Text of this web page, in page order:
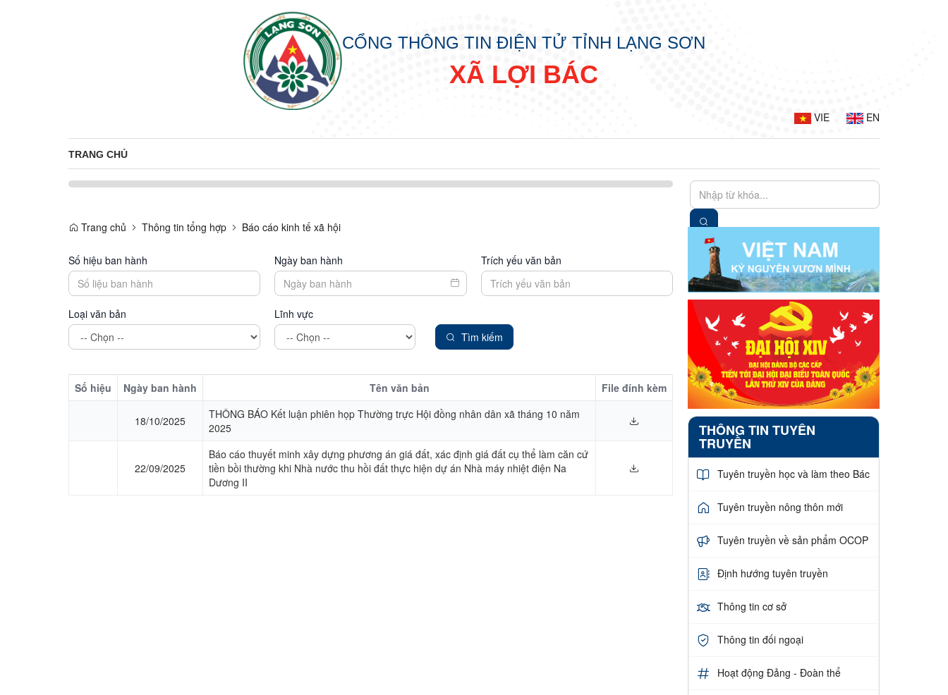
CỔNG THÔNG TIN ĐIỆN TỬ TỈNH LẠNG SƠN
XÃ LỢI BÁC
VIE EN
TRANG CHỦ
Trang chủ Thông tin tổng hợp Báo cáo kinh tế xã hội
Số hiệu ban hành Ngày ban hành Trích yếu văn bản
Loại văn bản
Lĩnh vực
Tìm kiếm
Số hiệu Ngày ban hành Tên văn bản File đính kèm
18/10/2025
THÔNG BÁO Kết luận phiên họp Thường trực Hội đồng nhân dân xã tháng 10 năm
2025
22/09/2025
Báo cáo thuyết minh xây dựng phương án giá đất, xác định giá đất cụ thể làm căn cứ
tiền bồi thường khi Nhà nước thu hồi đất thực hiện dự án Nhà máy nhiệt điện Na
Dương II
THÔNG TIN TUYÊN
TRUYỀN
Tuyên truyền học và làm theo Bác
Tuyên truyền nông thôn mới
Tuyên truyền về sản phẩm OCOP
Định hướng tuyên truyền
Thông tin cơ sở
Thông tin đối ngoại
Hoạt động Đảng - Đoàn thể